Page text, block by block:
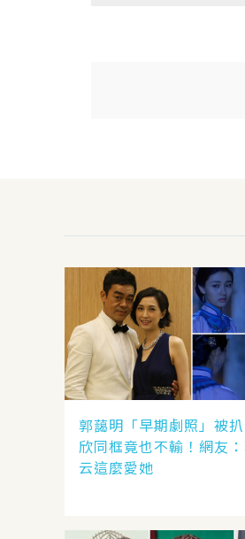
郭藹明「早期劇照」被
欣同框竟也不輸！網友
云這麼愛她